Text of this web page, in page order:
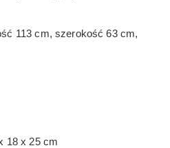
113 cm, szerokość 63 cm,
18 x 25 cm